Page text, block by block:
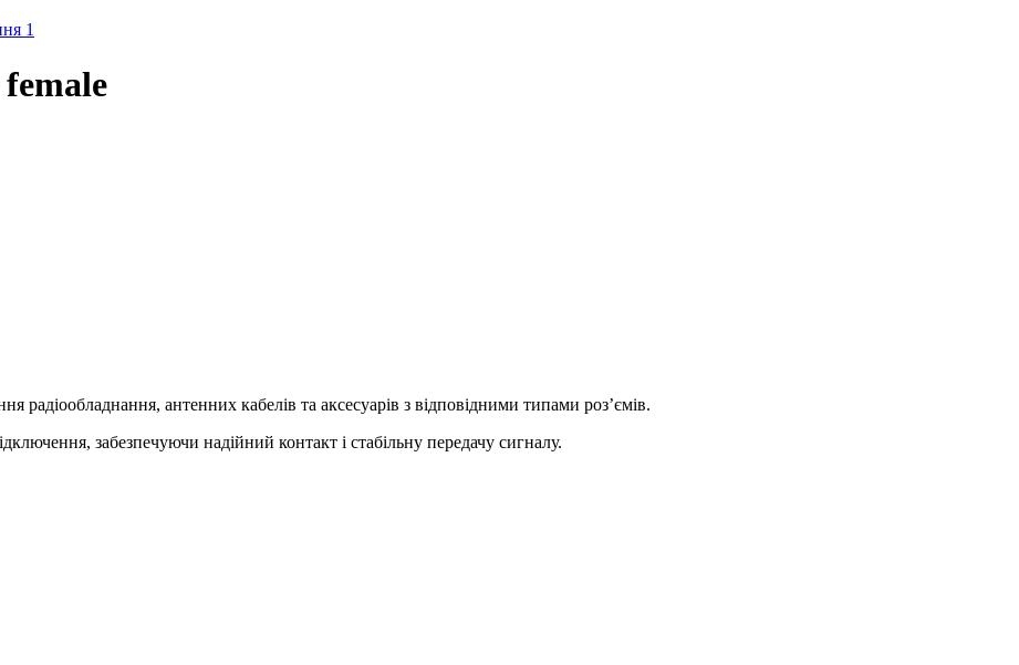
антенних кабелів та аксесуарів з відповідними типами роз’ємів.
забезпечуючи надійний контакт і стабільну передачу сигналу.